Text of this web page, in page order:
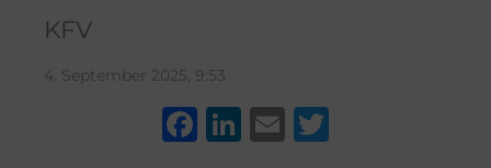
KFV
4. September 2025, 9:53
F
Li
E